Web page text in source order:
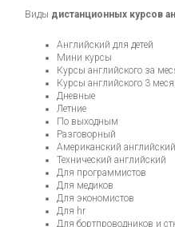
Виды дистанционных курсов
Английский для детей
Мини курсы
Курсы английского за
Курсы английского 3
Дневные
Летние
По выходным
Разговорный
Американский английский
Технический английский
Для программистов
Для медиков
Для экономистов
Для hr
Для бортпроводников и